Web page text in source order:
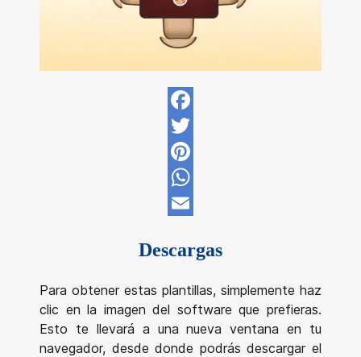
Facebook
Twitter
Pinterest
WhatsApp
Descargas
Para obtener estas plantillas, simplemente haz
clic en la imagen del software que prefieras.
Esto te llevará a una nueva ventana en tu
navegador, desde donde podrás descargar el